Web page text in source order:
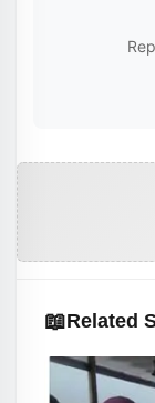
📖Related